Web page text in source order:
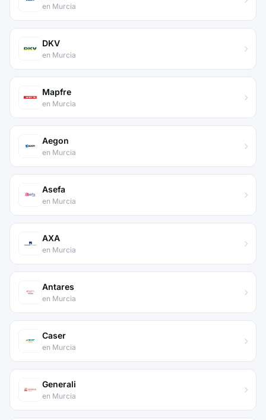
en Murcia
DKV
en Murcia
Mapfre
en Murcia
Aegon
en Murcia
Asefa
en Murcia
AXA
en Murcia
Antares
en Murcia
Caser
en Murcia
Generali
en Murcia